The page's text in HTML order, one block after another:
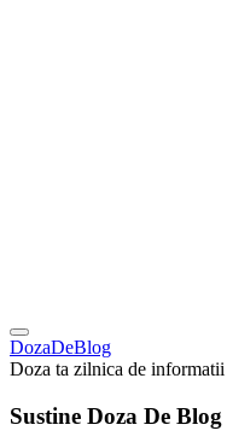
DozaDeBlog
Doza ta zilnica de informatii
Sustine Doza De Blog